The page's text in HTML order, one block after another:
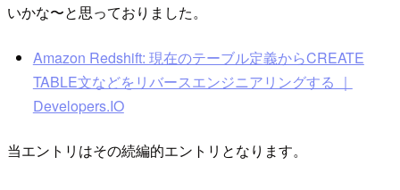
いかな〜と思っておりました。
Amazon Redshift: 現在のテーブル定義からCREATE
TABLE文などをリバースエンジニアリングする ｜
Developers.IO
当エントリはその続編的エントリとなります。